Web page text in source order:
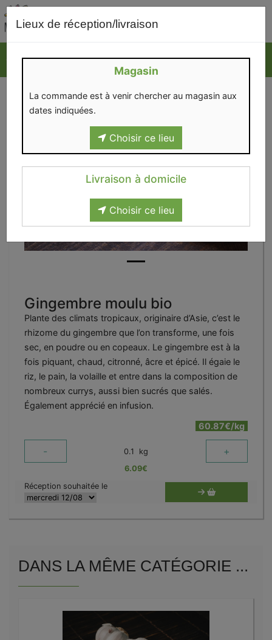
Lieux de réception/livraison
Magasin
La commande est à venir chercher au magasin aux
dates indiquées.
Choisir ce lieu
Livraison à domicile
Choisir ce lieu
Gingembre moulu bio
Plante des climats tropicaux, originaire d’Asie, c’est le
rhizome du gingembre que l’on transforme, une fois
sec, en poudre ou en copeaux. Le gingembre est à la
fois piquant, chaud, citronné, âcre et épicé. Il égaie le
riz, le pain, la volaille et entre dans la composition de
nombreux currys, aussi bien sucrés que salés.
Également apprécié en infusion.
60.87€/kg
- 0.1 kg +
6.09€
Réception souhaitée le
DANS LA MÊME CATÉGORIE ...